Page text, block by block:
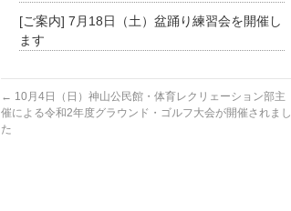
[ご案内] 7月18日（土）盆踊り練習会を開催し
ます
← 10月4日（日）神山公民館・体育レクリェーション部主
催による令和2年度グラウンド・ゴルフ大会が開催されまし
た